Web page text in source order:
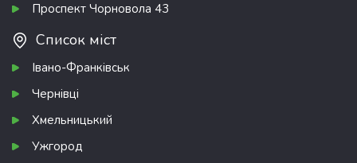
Проспект Чорновола 43
Список міст
Івано-Франківськ
Чернівці
Хмельницький
Ужгород